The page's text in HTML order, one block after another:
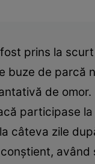
prins la
buze de parcă
de
participase
câteva zile